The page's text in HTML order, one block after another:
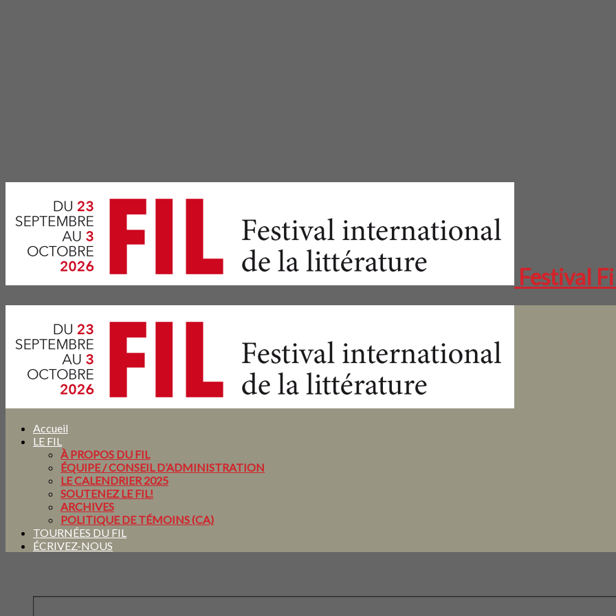
Festival
Accueil
LE FIL
À PROPOS DU FIL
ÉQUIPE / CONSEIL D’ADMINISTRATION
LE CALENDRIER 2025
SOUTENEZ LE FIL!
ARCHIVES
POLITIQUE DE TÉMOINS (CA)
TOURNÉES DU FIL
ÉCRIVEZ-NOUS